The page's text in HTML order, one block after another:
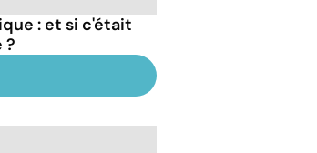
: et si c'était
?